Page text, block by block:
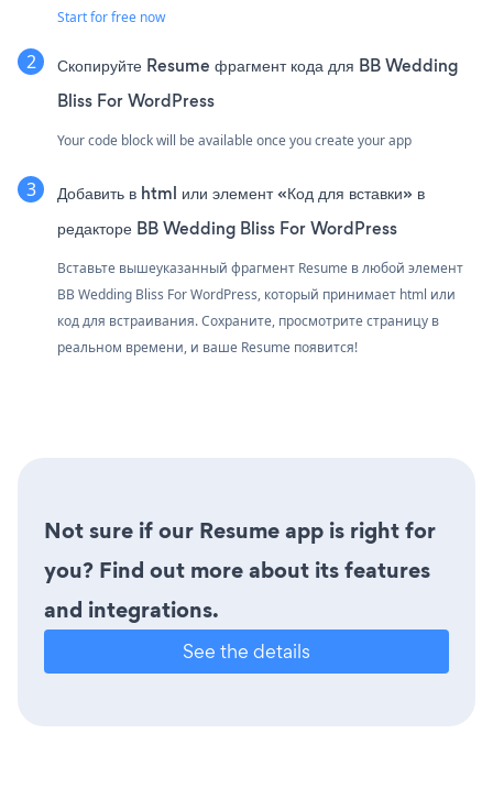
Start for free now
Скопируйте Resume фрагмент кода для BB Wedding
Bliss For WordPress
Your code block will be available once you create your app
Добавить в html или элемент «Код для вставки» в
редакторе BB Wedding Bliss For WordPress
Вставьте вышеуказанный фрагмент Resume в любой элемент
BB Wedding Bliss For WordPress, который принимает html или
код для встраивания. Сохраните, просмотрите страницу в
реальном времени, и ваше Resume появится!
Not sure if our Resume app is right for
you? Find out more about its features
and integrations.
See the details